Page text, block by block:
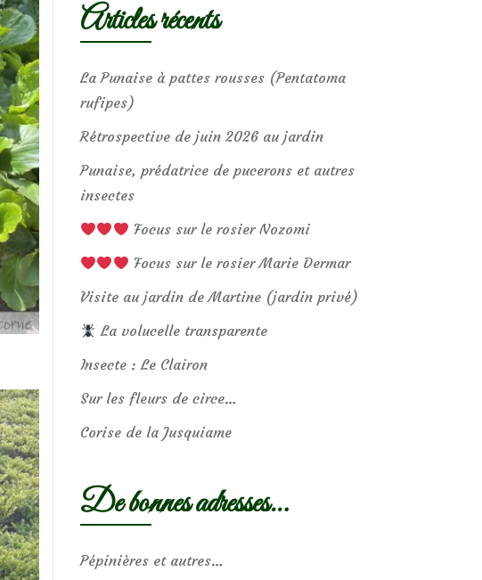
Articles récents
La Punaise à pattes rousses (Pentatoma
rufipes)
Rétrospective de juin 2026 au jardin
Punaise, prédatrice de pucerons et autres
insectes
Focus sur le rosier Nozomi
Focus sur le rosier Marie Dermar
Visite au jardin de Martine (jardin privé)
La volucelle transparente
Insecte : Le Clairon
Sur les fleurs de circe…
Corise de la Jusquiame
De bonnes adresses…
Pépinières et autres…